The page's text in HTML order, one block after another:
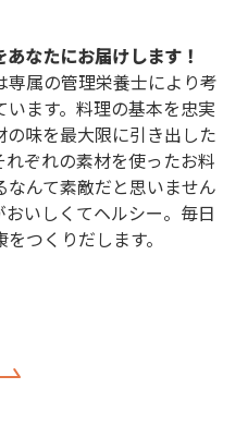
なたにお届けします！
属の管理栄養士により考
ます。料理の基本を忠実
味を最大限に引き出した
ぞれの素材を使ったお料
んて素敵だと思いません
いしくてヘルシー。毎日
つくりだします。